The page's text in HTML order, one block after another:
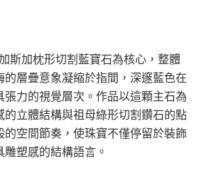
斯加枕形切割藍寶石為核心，整體
層疊意象凝縮於指間，深邃藍色在
力的視覺層次。作品以這顆主石為
的立體結構與祖母綠形切割鑽石的點
的空間節奏，使珠寶不僅停留於裝飾
塑感的結構語言。